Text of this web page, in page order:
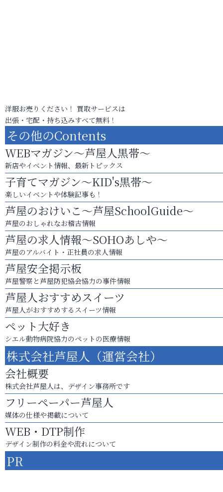
洋服お売りください！ 買取サービスは
出張・宅配・持ち込みすべて無料！
その他のContents
WEBマガジン～芦屋人黒帯～
新店やイベント情報、最新トピックス
子育てマガジン～KID's黒帯～
楽しいイベントや体験記事も！
芦屋のおけいこ～芦屋SchoolGuide～
芦屋のおしゃれなお稽古情報
芦屋の求人情報～SOHOあしや～
芦屋のアルバイト・正社員の求人情報
芦屋安全掲示板
芦屋警察と芦屋防犯協会協力の事件情報
芦屋人おすすめスイーツ
芦屋人がおすすめするスイーツ情報
ペット大好き
シエル動物病院協力のペットの医療情報
株式会社芦屋人（運営会社）
会社概要
株式会社芦屋人は、デザイン事務所です
フリーペーパー芦屋人
媒体の仕様や掲載について
WEB・DTP制作
デザイン制作の料金や流れについて
PR